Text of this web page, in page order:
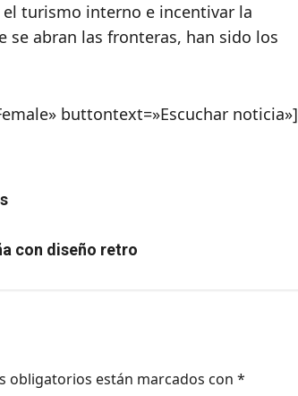
turismo interno e incentivar la
se abran las fronteras, han sido los
buttontext=»Escuchar noticia»]
con diseño retro
obligatorios están marcados con *